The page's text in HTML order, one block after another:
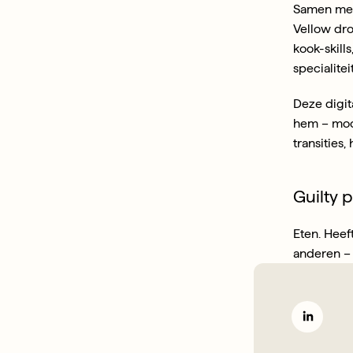
Samen
Vellow
kook-
Deze
hem –
transities,
Guilty
Eten.
anderen